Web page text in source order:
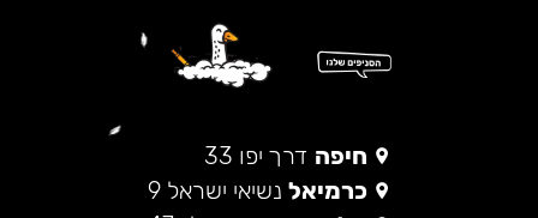
חיפה דרך יפו 33
כרמיאל נשיאי ישראל 9